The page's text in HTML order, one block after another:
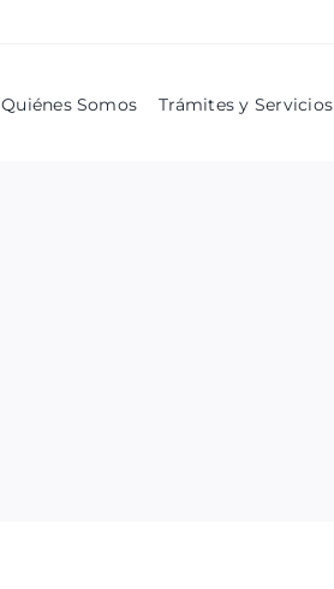
Quiénes Somos Trámites y Servicios